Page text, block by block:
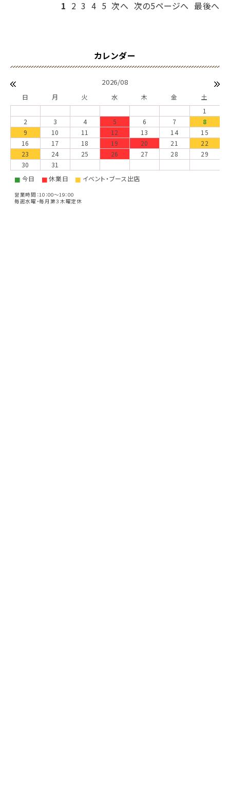
1 2 3 4 5 次へ 次の5ページへ 最後へ
2026/08
日 月 火 水 木 金
土
1
2
3 4 5 6 7
8
9
10 11 12 13 14
15
16
17 18 19 20 21
22
23
24 25 26 27 28
29
30
31
■ 今日 ■休業日 ■ イベント・ブース出店
営業時間：10：00～19：00
毎週水曜・毎月第３木曜定休